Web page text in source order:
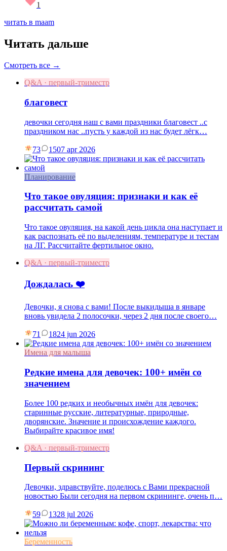
1
читать в maam
Читать дальше
Смотреть все →
Q&A · первый-триместр
благовест
девочки сегодня наш с вами праздники благовест ..с
праздником нас ..пусть у каждой из нас будет лёгк…
73 1507 apr 2026
Планирование
Что такое овуляция: признаки и как её
рассчитать самой
Что такое овуляция, на какой день цикла она наступает и
как распознать её по выделениям, температуре и тестам
на ЛГ. Рассчитайте фертильное окно.
Q&A · первый-триместр
Дождалась ❤️
Девочки, я снова с вами! После выкидыша в январе
вновь увидела 2 полосочки, через 2 дня после своего…
71 1824 jun 2026
Имена для малыша
Редкие имена для девочек: 100+ имён со
значением
Более 100 редких и необычных имён для девочек:
старинные русские, литературные, природные,
дворянские. Значение и происхождение каждого.
Выбирайте красивое имя!
Q&A · первый-триместр
Первый скрининг
Девочки, здравствуйте, поделюсь с Вами прекрасной
новостью Были сегодня на первом скрининге, очень п…
59 1328 jul 2026
Беременность